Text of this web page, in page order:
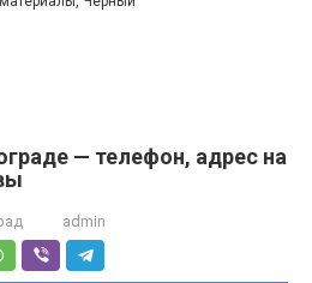
— телефон, адрес на
admin